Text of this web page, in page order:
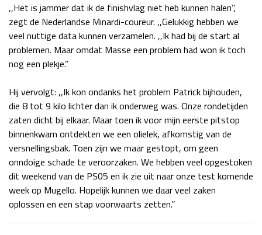
GP VERENIGDE STATEN 2026 23 - 25 okt
Kwalificatie
za 23:00 - 00:00
Race
zo 21:00 - 23:00
GP MEXICO 2026 30 okt - 01 nov
GP SÃO PAULO 2026
Kwalificatie
za 19:00 - 20:00
Race
zo 18:00 - 20:00
,,Het is jammer dat ik de finishvlag niet heb kunnen halen’’,
zegt de Nederlandse Minardi-coureur. ,,Gelukkig hebben we
veel nuttige data kunnen verzamelen. ,,Ik had bij de start al
problemen. Maar omdat Masse een problem had won ik toch
nog een plekje.”
Hij vervolgt: ,,Ik kon ondanks het problem Patrick bijhouden,
die 8 tot 9 kilo lichter dan ik onderweg was. Onze rondetijden
zaten dicht bij elkaar. Maar toen ik voor mijn eerste pitstop
binnenkwam ontdekten we een olielek, afkomstig van de
versnellingsbak. Toen zijn we maar gestopt, om geen
onndoige schade te veroorzaken. We hebben veel opgestoken
dit weekend van de PS05 en ik zie uit naar onze test komende
week op Mugello. Hopelijk kunnen we daar veel zaken
oplossen en een stap voorwaarts zetten.’’